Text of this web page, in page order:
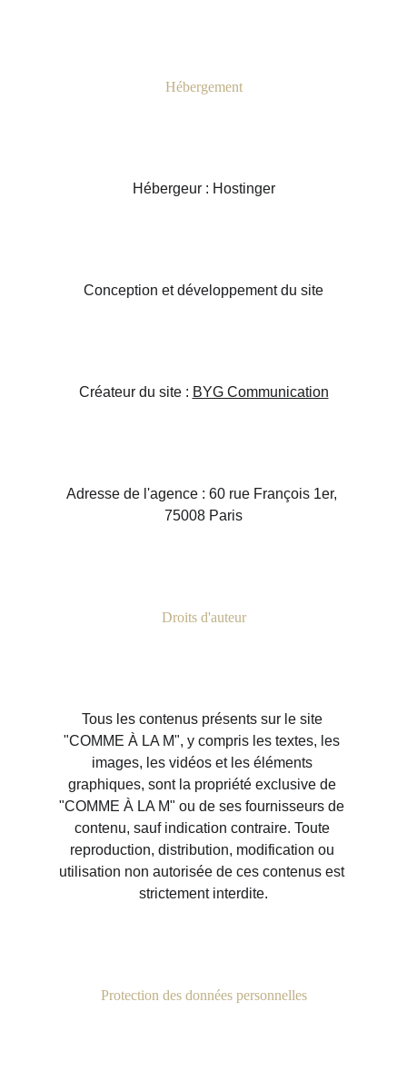
Hébergement
Hébergeur : Hostinger
Conception et développement du site
Créateur du site : BYG Communication
Adresse de l'agence : 60 rue François 1er,
75008 Paris
Droits d'auteur
Tous les contenus présents sur le site
"COMME À LA M", y compris les textes, les
images, les vidéos et les éléments
graphiques, sont la propriété exclusive de
"COMME À LA M" ou de ses fournisseurs de
contenu, sauf indication contraire. Toute
reproduction, distribution, modification ou
utilisation non autorisée de ces contenus est
strictement interdite.
Protection des données personnelles